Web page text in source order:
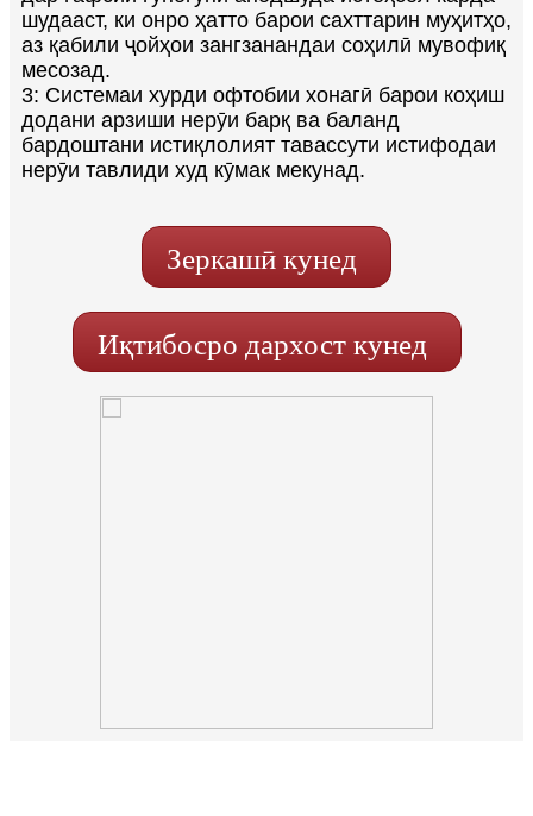
шудааст, ки онро ҳатто барои сахттарин муҳитҳо,
аз қабили ҷойҳои зангзанандаи соҳилӣ мувофиқ
месозад.
3: Системаи хурди офтобии хонагӣ барои коҳиш
додани арзиши нерӯи барқ ​​​​ва баланд
бардоштани истиқлолият тавассути истифодаи
нерӯи тавлиди худ кӯмак мекунад.
Зеркашӣ кунед
Иқтибосро дархост кунед